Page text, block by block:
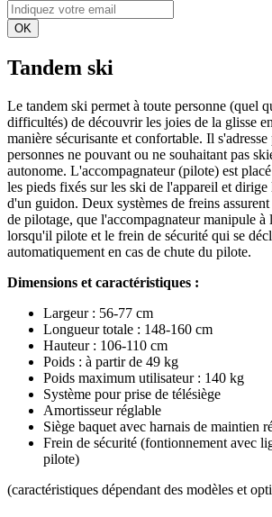
OK
Tandem ski
Le tandem ski permet à toute personne (quel
difficultés) de découvrir les joies de la glisse
manière sécurisante et confortable. Il
personnes ne pouvant ou ne souhaitant pas
autonome. L'accompagnateur (pilote) est
les pieds fixés sur les ski de l'appareil et dirige
d'un guidon. Deux systèmes de freins
de pilotage, que l'accompagnateur manipule à
lorsqu'il pilote et le frein de sécurité qui se
automatiquement en cas de chute du pilote.
Dimensions et caractéristiques :
Largeur : 56-77 cm
Longueur totale : 148-160 cm
Hauteur : 106-110 cm
Poids : à partir de 49 kg
Poids maximum utilisateur : 140 kg
Système pour prise de télésiège
Amortisseur réglable
Siège baquet avec harnais de maintien
Frein de sécurité (fontionnement avec
pilote)
(caractéristiques dépendant des modèles et